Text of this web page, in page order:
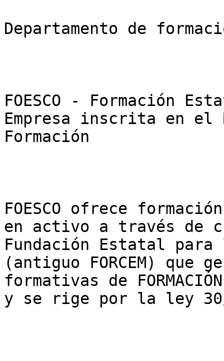
Departamento de
FOESCO - Formación
Empresa inscrita en el
Formación
FOESCO ofrece
en activo a través de
Fundación Estatal para
(antiguo FORCEM) que
formativas de
y se rige por la ley